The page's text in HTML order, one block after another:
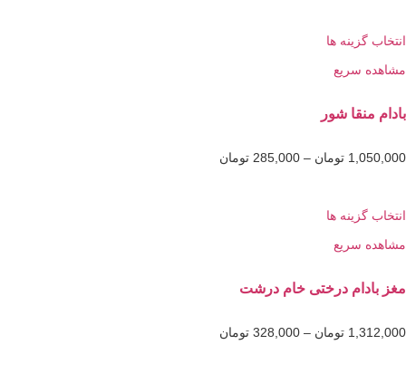
ها
سریع
شور
تومان –
285,000 تومان
ها
سریع
درختی خام درشت
تومان –
328,000 تومان